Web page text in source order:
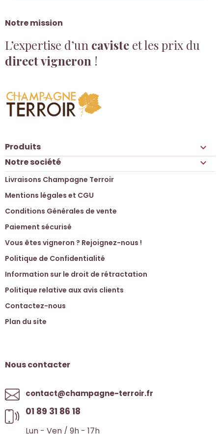
Notre mission
L’expertise d’un caviste et les prix du
direct vigneron !
Produits 
Notre société 
Livraisons Champagne Terroir
Mentions légales et CGU
Conditions Générales de vente
Paiement sécurisé
Vous êtes vigneron ? Rejoignez-nous !
Politique de Confidentialité
Information sur le droit de rétractation
Politique relative aux avis clients
Contactez-nous
Plan du site
Nous contacter
contact@champagne-terroir.fr
01 89 31 86 18
Lun - Ven / 9h - 17h